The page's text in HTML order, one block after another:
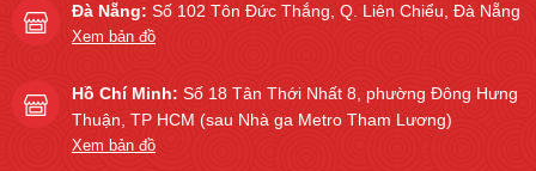
Đà Nẵng: Số 102 Tôn Đức Thắng, Q. Liên Chiểu, Đà Nẵng
Xem bản đồ
Hồ Chí Minh: Số 18 Tân Thới Nhất 8, phường Đông Hưng
Thuận, TP HCM (sau Nhà ga Metro Tham Lương)
Xem bản đồ